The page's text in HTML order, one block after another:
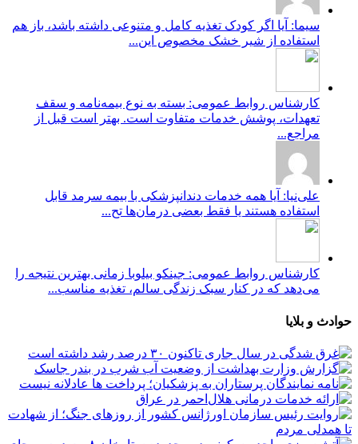
سیما: آیا اگر کودک تغذیه کامل و متنوعی داشته باشد، باز هم
استفاده از شیر خشک مخصوص این...
کارشناس روابط عمومی: بسته به نوع بیمه‌نامه و سقف
تعهدات، پوشش خدمات متفاوت است. بهتر است قبل از
مراجع...
علی‌نیا: آیا همه خدمات دندانپزشکی با بیمه سرمد قابل
استفاده هستند یا فقط بعضی درمان‌ها تح...
کارشناس روابط عمومی: جینکو بیلوبا زمانی بهترین نتیجه را
می‌دهد که در کنار سبک زندگی سالم، تغذیه مناسب...
حوادث و بلایا